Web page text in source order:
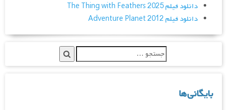
دانلود فیلم The Thing with Feathers 2025
دانلود فیلم Adventure Planet 2012
بایگانی‌ها